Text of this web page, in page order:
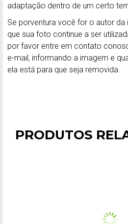
adaptação dentro de um certo
Se porventura você for o autor
que sua foto continue a ser
por favor entre em contato
e-mail, informando a imagem e
ela está para que seja removida.
PRODUTOS